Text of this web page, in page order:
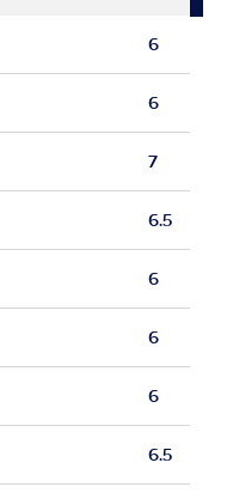
6
6
7
6.5
6
6
6
6.5